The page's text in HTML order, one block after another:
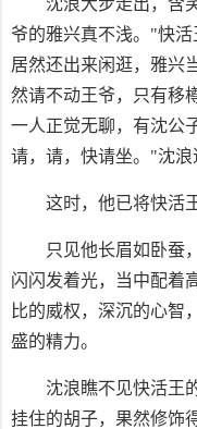
沈浪大步走出，含
爷的雅兴真不浅。"快
居然还出来闲逛，雅兴
然请不动王爷，只有移
一人正觉无聊，有沈公
请，请，快请坐。"沈
这时，他已将快活
只见他长眉如卧蚕
闪闪发着光，当中配着
比的威权，深沉的心智
盛的精力。
沈浪瞧不见快活王
挂住的胡子，果然修饰